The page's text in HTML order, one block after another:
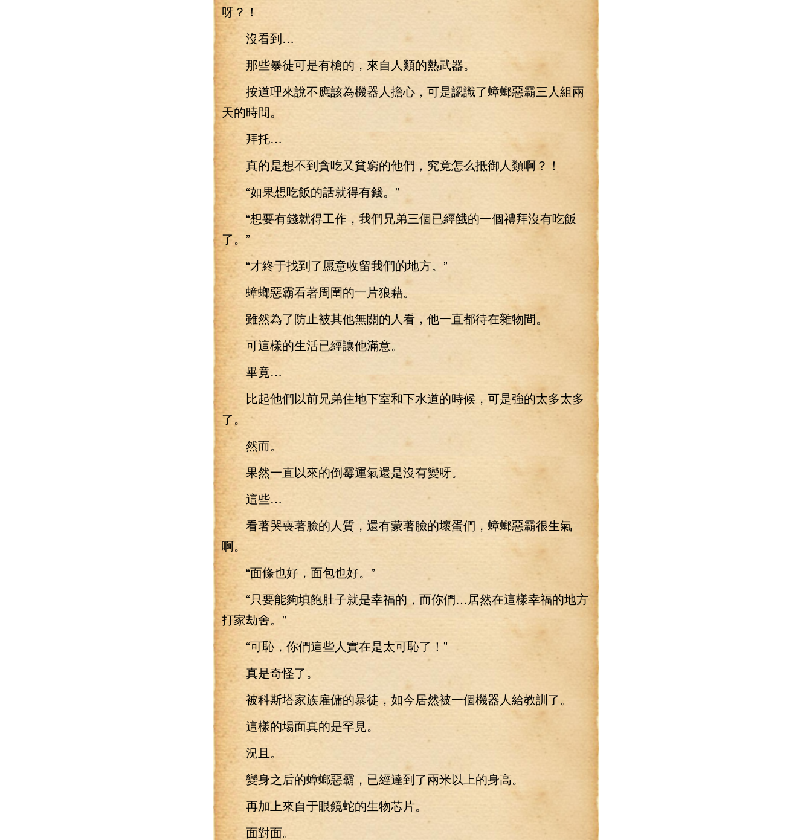
呀？！
沒看到…
那些暴徒可是有槍的，來自人類的熱武器。
按道理來說不應該為機器人擔心，可是認識了蟑螂惡霸三人組兩
天的時間。
拜托…
真的是想不到貪吃又貧窮的他們，究竟怎么抵御人類啊？！
“如果想吃飯的話就得有錢。”
“想要有錢就得工作，我們兄弟三個已經餓的一個禮拜沒有吃飯
了。”
“才終于找到了愿意收留我們的地方。”
蟑螂惡霸看著周圍的一片狼藉。
雖然為了防止被其他無關的人看，他一直都待在雜物間。
可這樣的生活已經讓他滿意。
畢竟…
比起他們以前兄弟住地下室和下水道的時候，可是強的太多太多
了。
然而。
果然一直以來的倒霉運氣還是沒有變呀。
這些…
看著哭喪著臉的人質，還有蒙著臉的壞蛋們，蟑螂惡霸很生氣
啊。
“面條也好，面包也好。”
“只要能夠填飽肚子就是幸福的，而你們…居然在這樣幸福的地方
打家劫舍。”
“可恥，你們這些人實在是太可恥了！”
真是奇怪了。
被科斯塔家族雇傭的暴徒，如今居然被一個機器人給教訓了。
這樣的場面真的是罕見。
況且。
變身之后的蟑螂惡霸，已經達到了兩米以上的身高。
再加上來自于眼鏡蛇的生物芯片。
面對面。